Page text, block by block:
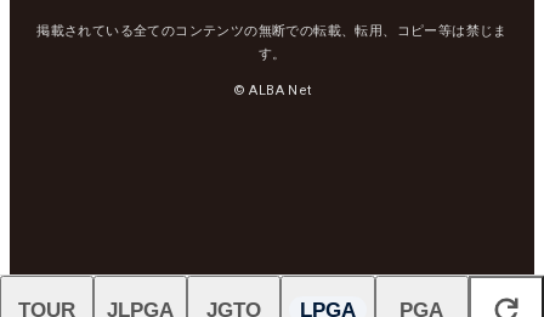
掲載されている全てのコンテンツの無断での転載、転用、コピー等は禁じま
す。
© ALBA Net
TOUR JLPGA JGTO LPGA PGA